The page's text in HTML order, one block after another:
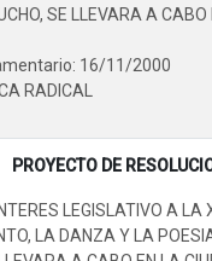
SE LLEVARA A CABO
16/11/2000
RADICAL
PROYECTO DE
LEGISLATIVO A LA
LA DANZA Y LA